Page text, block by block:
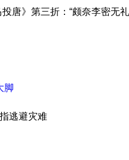
投唐》第三折：“颇奈李密无
脚
逃避灾难